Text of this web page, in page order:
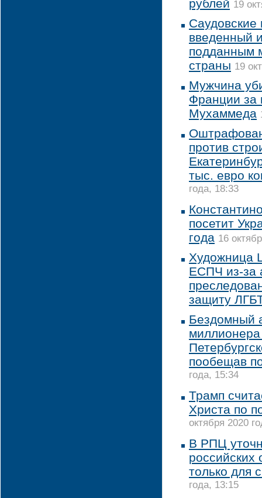
рублей 19
Саудовские
введенный
подданным
страны 19
Мужчина
Франции за
Мухаммеда
против
тыс. евро
года, 18:33
посетит
года 16
Художница
ЕСПЧ из-за
защиту
Бездомный
пообещав
года, 15:34
Трамп
Христа по
октября 2020
В РПЦ
российских
только для
года, 13:15